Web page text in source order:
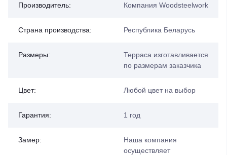
Производитель: Компания Woodsteelwork
Страна производства: Республика Беларусь
Размеры:
Терраса изготавливается
по размерам заказчика
Цвет: Любой цвет на выбор
Гарантия: 1 год
Замер:
Наша компания
осуществляет